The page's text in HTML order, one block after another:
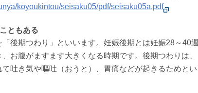
koyoukintou/seisaku05/pdf/seisaku05a.pdf
ともある
後期つわり」といいます。妊娠後期とは妊娠28～40週
お腹がますます大きくなる時期です。後期つわりは、
吐き気や嘔吐（おうと）、胃痛などが起きるためとい